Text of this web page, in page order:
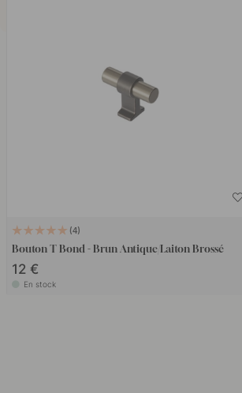
4
Bouton T Bond - Brun Antique/Laiton Brossé
12 €
En stock